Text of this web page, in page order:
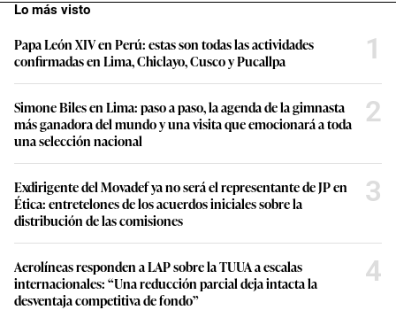
Lo más visto
Papa León XIV en Perú: estas son todas las actividades
confirmadas en Lima, Chiclayo, Cusco y Pucallpa
1
Simone Biles en Lima: paso a paso, la agenda de la gimnasta
más ganadora del mundo y una visita que emocionará a toda
una selección nacional
2
Exdirigente del Movadef ya no será el representante de JP en
Ética: entretelones de los acuerdos iniciales sobre la
distribución de las comisiones
3
Aerolíneas responden a LAP sobre la TUUA a escalas
internacionales: “Una reducción parcial deja intacta la
desventaja competitiva de fondo”
4